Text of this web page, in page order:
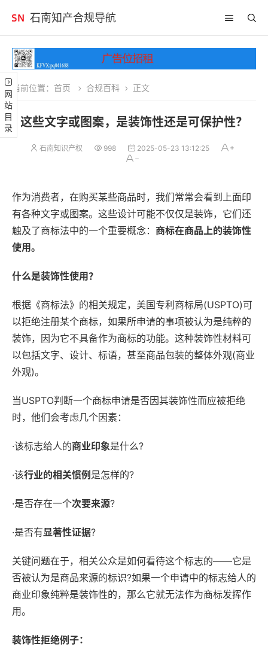
石南知产合规导航
网站目录
当前位置： 首页 合规百科 正文
这些文字或图案，是装饰性还是可保护性？
石南知识产权 998 2025-05-23 13:12:25
作为消费者，在购买某些商品时，我们常常会看到上面印
有各种文字或图案。这些设计可能不仅仅是装饰，它们还
触及了商标法中的一个重要概念： 商标在商品上的装饰性
使用。
什么是装饰性使用？
根据《商标法》的相关规定，美国专利商标局(USPTO)可
以拒绝注册某个商标，如果所申请的事项被认为是纯粹的
装饰，因为它不具备作为商标的功能。这种装饰性材料可
以包括文字、设计、标语，甚至商品包装的整体外观(商业
外观)。
当USPTO判断一个商标申请是否因其装饰性而应被拒绝
时，他们会考虑几个因素：
·该标志给人的商业印象是什么?
·该行业的相关惯例 是怎样的?
·是否存在一个次要来源?
·是否有显著性证据?
关键问题在于，相关公众是如何看待这个标志的——它是
否被认为是商品来源的标识?如果一个申请中的标志给人的
商业印象纯粹是装饰性的，那么它就无法作为商标发挥作
用。
装饰性拒绝例子：